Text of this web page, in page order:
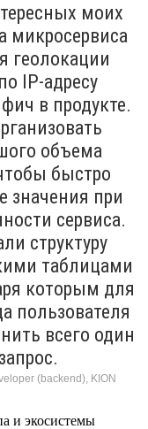
моих
микросервиса
геолокации
IP-адресу
в продукте.
объема
быстро
значения при
сервиса.
структуру
таблицами
которым для
пользователя
всего один
(backend), KION